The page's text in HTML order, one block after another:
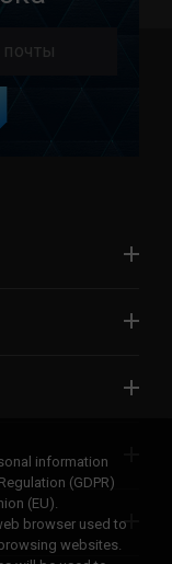
information
(GDPR)
(EU).
browser used to
websites.